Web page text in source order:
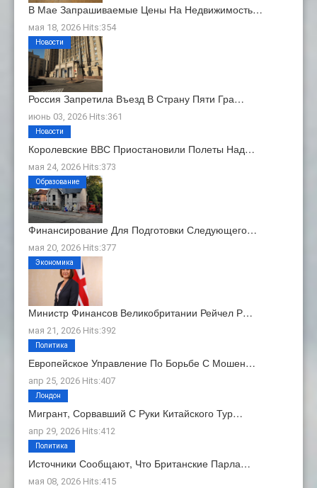
В Мае Запрашиваемые Цены На Недвижимость…
мая 18, 2026 Hits:354
Россия Запретила Въезд В Страну Пяти Гра…
июнь 03, 2026 Hits:361
Новости
Королевские ВВС Приостановили Полеты Над…
мая 24, 2026 Hits:373
Новости
Финансирование Для Подготовки Следующего…
мая 20, 2026 Hits:377
Образование
Министр Финансов Великобритании Рейчел Р…
мая 21, 2026 Hits:392
Экономика
Европейское Управление По Борьбе С Мошен…
апр 25, 2026 Hits:407
Политика
Мигрант, Сорвавший С Руки Китайского Тур…
апр 29, 2026 Hits:412
Лондон
Источники Сообщают, Что Британские Парла…
мая 08, 2026 Hits:415
Политика